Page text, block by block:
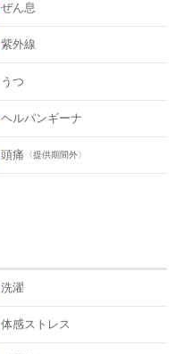
ぜん息
紫外線
うつ
ヘルパンギーナ
頭痛 〈提供期間外〉
洗濯
体感ストレス